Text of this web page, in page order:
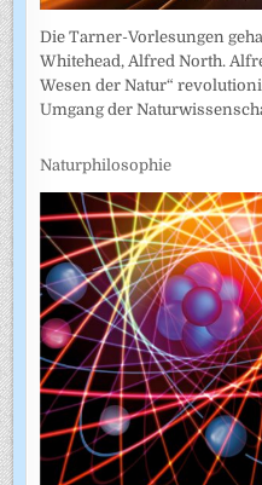
Die Tarner-Vorlesungen
Whitehead, Alfred North.
Wesen der Natur“
Umgang der
Naturphilosophie